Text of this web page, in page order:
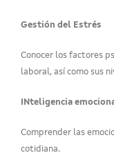
Gestión del Estrés
Conocer los factores
laboral, así como sus
INteligencia
Comprender las
cotidiana.